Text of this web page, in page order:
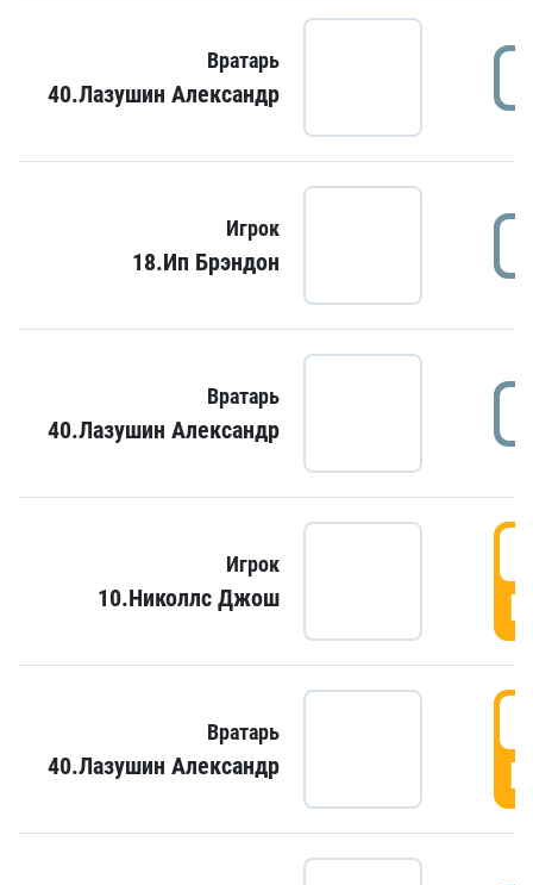
Вратарь
40.Лазушин Александр
Игрок
18.Ип Брэндон
Вратарь
40.Лазушин Александр
Игрок
10.Николлс Джош
Вратарь
40.Лазушин Александр